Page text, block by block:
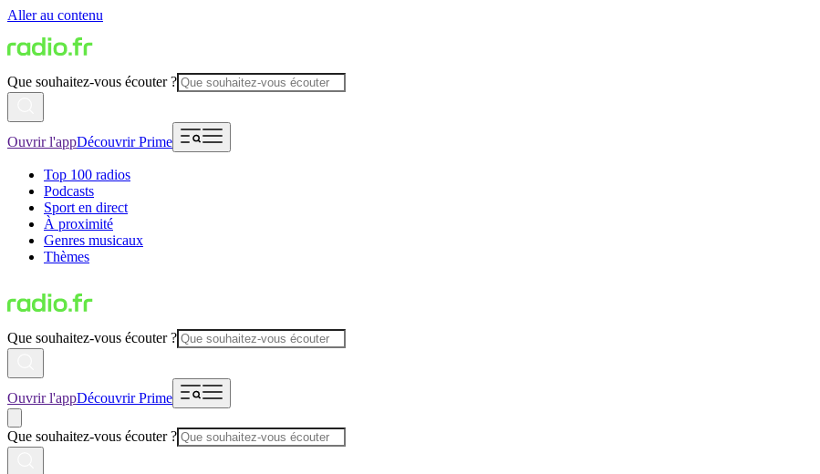
Aller au contenu
Que souhaitez-vous écouter ?
Ouvrir l'appDécouvrir Prime
Top 100 radios
Podcasts
Sport en direct
À proximité
Genres musicaux
Thèmes
Que souhaitez-vous écouter ?
Ouvrir l'appDécouvrir Prime
Que souhaitez-vous écouter ?